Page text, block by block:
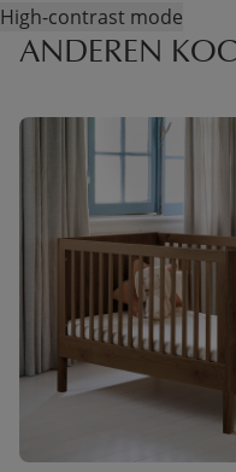
High-contrast mode
ANDEREN